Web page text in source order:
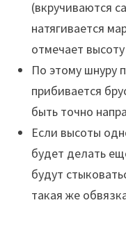
(вкручиваются
натягивается
отмечает
По этому шнуру
прибивается
быть точно
Если высоты
будет делать
будут
такая же